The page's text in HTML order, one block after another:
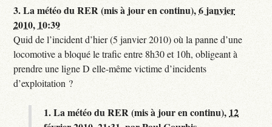
3.La météo du RER (mis à jour en continu),6 janvier
2010, 10:39
Quid de l’incident d’hier (5 janvier 2010) où la panne d’une
locomotive a bloqué le trafic entre 8h30 et 10h, obligeant à
prendre une ligne D elle-même victime d’incidents
d’exploitation ?
1.La météo du RER (mis à jour en continu), 12